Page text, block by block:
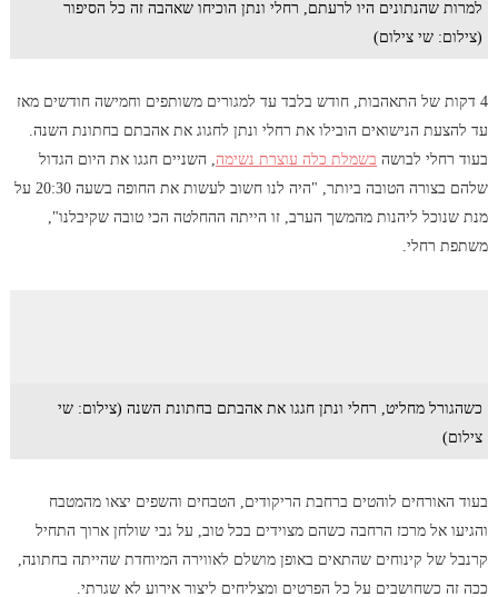
למרות שהנתונים היו לרעתם, רחלי ונתן הוכיחו שאהבה זה כל הסיפור
(צילום: שי צילום)
4 דקות של התאהבות, חודש בלבד עד למגורים משותפים וחמישה חודשים מאז
עד להצעת הנישואים הובילו את רחלי ונתן לחגוג את אהבתם בחתונת השנה.
בעוד רחלי לבושה בשמלת כלה עוצרת נשימה, השניים חגגו את היום הגדול
שלהם בצורה הטובה ביותר, "היה לנו חשוב לעשות את החופה בשעה 20:30 על
מנת שנוכל ליהנות מהמשך הערב, זו הייתה ההחלטה הכי טובה שקיבלנו",
משתפת רחלי.
כשהגורל מחליט, רחלי ונתן חגגו את אהבתם בחתונת השנה (צילום: שי
צילום)
בעוד האורחים לוהטים ברחבת הריקודים, הטבחים והשפים יצאו מהמטבח
והגיעו אל מרכז הרחבה כשהם מצוידים בכל טוב, על גבי שולחן ארוך התחיל
קרנבל של קינוחים שהתאים באופן מושלם לאווירה המיוחדת שהייתה בחתונה,
ככה זה כשחושבים על כל הפרטים ומצליחים ליצור אירוע לא שגרתי.